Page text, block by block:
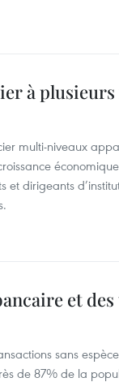
à
multi-niveaux
dirigeants
et
sans
de 87% de la